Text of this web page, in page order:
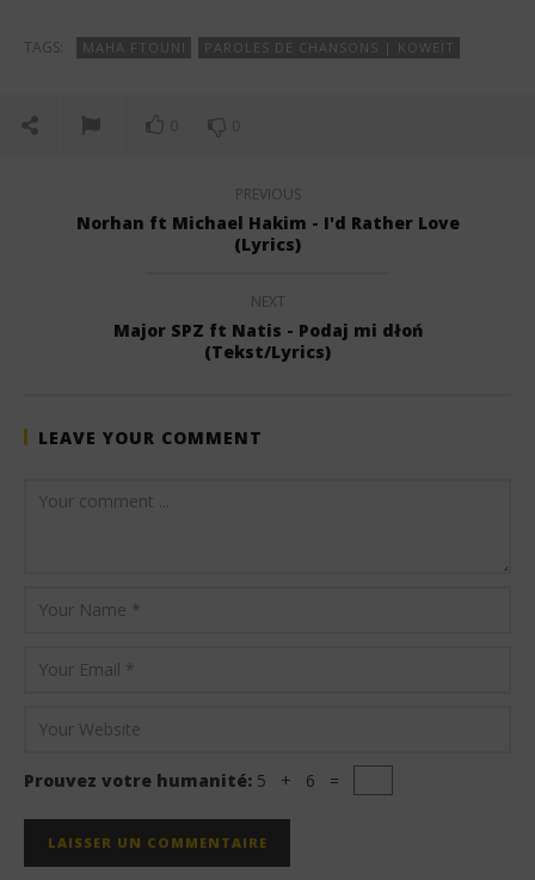
TAGS: MAHA FTOUNI PAROLES DE CHANSONS | KOWEÏT
0 0
PREVIOUS
Norhan ft Michael Hakim - I'd Rather Love
(Lyrics)
NEXT
Major SPZ ft Natis - Podaj mi dłoń
(Tekst/Lyrics)
LEAVE YOUR COMMENT
Prouvez votre humanité: 5 + 6 =